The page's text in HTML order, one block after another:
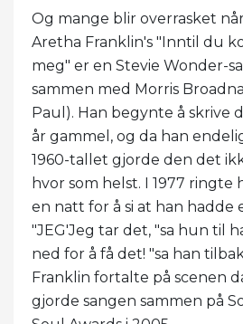
Og mange blir overrasket
Aretha Franklin's "Inntil du
meg" er en Stevie Wonder-
sammen med Morris
Paul). Han begynte å skrive
år gammel, og da han
1960-tallet gjorde den det
hvor som helst. I 1977 ringte
en natt for å si at han hadde
"JEG'Jeg tar det, "sa hun til
ned for å få det! "sa han
Franklin fortalte på scenen
gjorde sangen sammen på